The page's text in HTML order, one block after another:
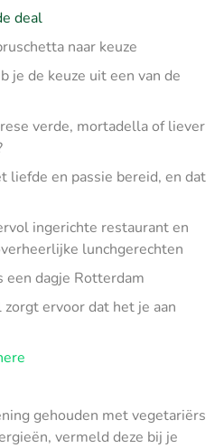
deal
naar keuze
je de keuze uit een van de
verde, mortadella of liever
liefde en passie bereid, en dat
ingerichte restaurant en
lunchgerechten
een dagje Rotterdam
ervoor dat het je aan
gehouden met vegetariërs
vermeld deze bij je